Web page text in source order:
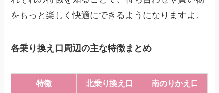
をもっと楽しく快適にできるようになりますよ。
各乗り換え口周辺の主な特徴まとめ
特徴 北乗り換え口 南のりかえ口